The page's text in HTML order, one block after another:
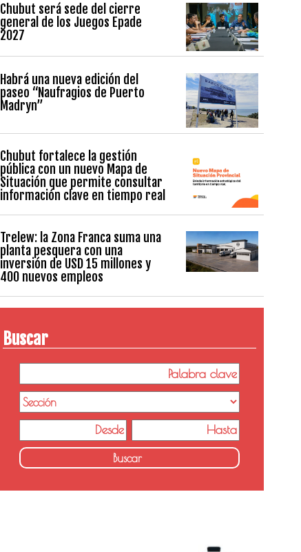
Chubut será sede del cierre
general de los Juegos Epade
2027
Habrá una nueva edición del
paseo “Naufragios de Puerto
Madryn”
Chubut fortalece la gestión
pública con un nuevo Mapa de
Situación que permite consultar
información clave en tiempo real
Trelew: la Zona Franca suma una
planta pesquera con una
inversión de USD 15 millones y
400 nuevos empleos
Buscar